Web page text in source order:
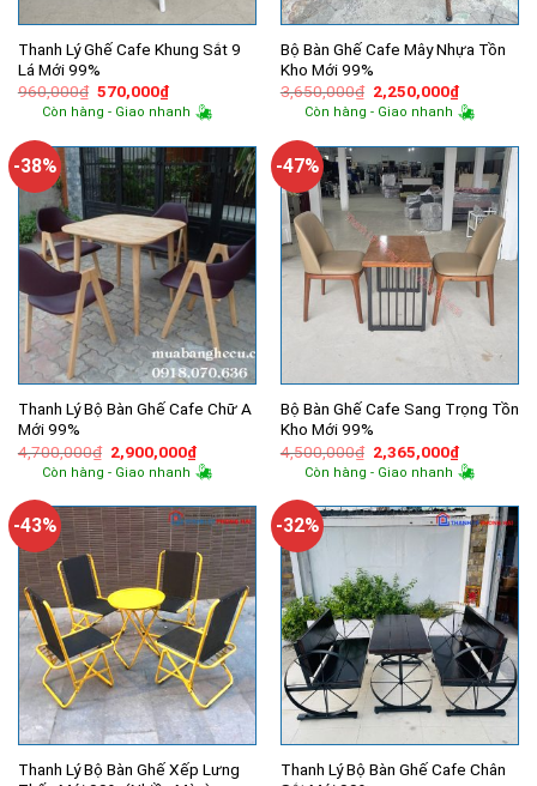
Thanh Lý Ghế Cafe Khung Sắt 9
Lá Mới 99%
960,000₫ Giá
gốc
là:
570,000₫Giá
hiện
tại
570,000₫.
Còn hàng - Giao nhanh
Bộ Bàn Ghế Cafe Mây Nhựa Tồn
Kho Mới 99%
3,650,000₫ Giá
gốc
là:
2,250,000₫Giá
hiện
tại
Còn hàng - Giao nhanh
-38%
Thanh Lý Bộ Bàn Ghế Cafe Chữ A
Mới 99%
4,700,000₫ Giá
gốc
là:
2,900,000₫Giá
hiện
tại
2,900,000₫.
Còn hàng - Giao nhanh
-47%
Bộ Bàn Ghế Cafe Sang Trọng Tồn
Kho Mới 99%
4,500,000₫ Giá
gốc
là:
2,365,000₫Giá
hiện
tại
Còn hàng - Giao nhanh
-43%
Thanh Lý Bộ Bàn Ghế Xếp Lưng
-32%
Thanh Lý Bộ Bàn Ghế Cafe Chân